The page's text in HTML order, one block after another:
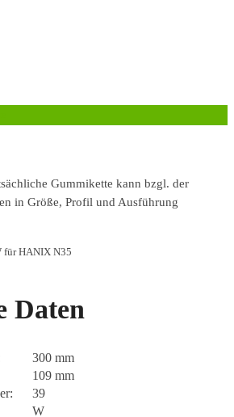
Gummikette kann bzgl. der
in Größe, Profil und Ausführung
für HANIX N35
Daten
300 mm
109 mm
39
W